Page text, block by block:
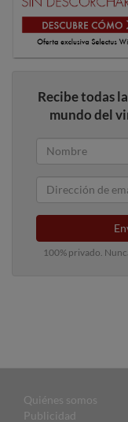
Recibe todas
mundo del
100% privado.
Quiénes somos
Publicidad